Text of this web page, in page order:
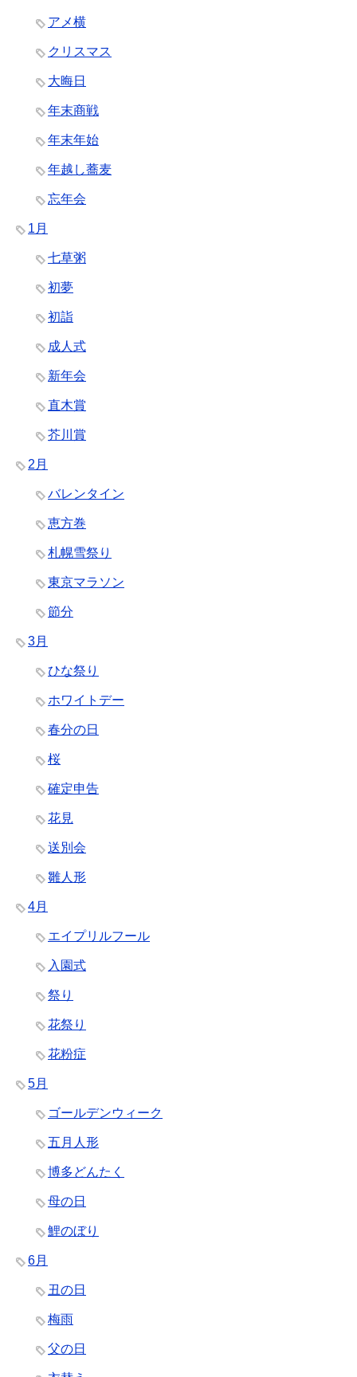
アメ横
クリスマス
大晦日
年末商戦
年末年始
年越し蕎麦
忘年会
1月
七草粥
初夢
初詣
成人式
新年会
直木賞
芥川賞
2月
バレンタイン
恵方巻
札幌雪祭り
東京マラソン
節分
3月
ひな祭り
ホワイトデー
春分の日
桜
確定申告
花見
送別会
雛人形
4月
エイプリルフール
入園式
祭り
花祭り
花粉症
5月
ゴールデンウィーク
五月人形
博多どんたく
母の日
鯉のぼり
6月
丑の日
梅雨
父の日